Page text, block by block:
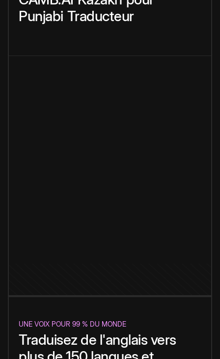
Punjabi Traducteur
UNE VOIX POUR 99 % DU MONDE
Traduisez de l'anglais vers